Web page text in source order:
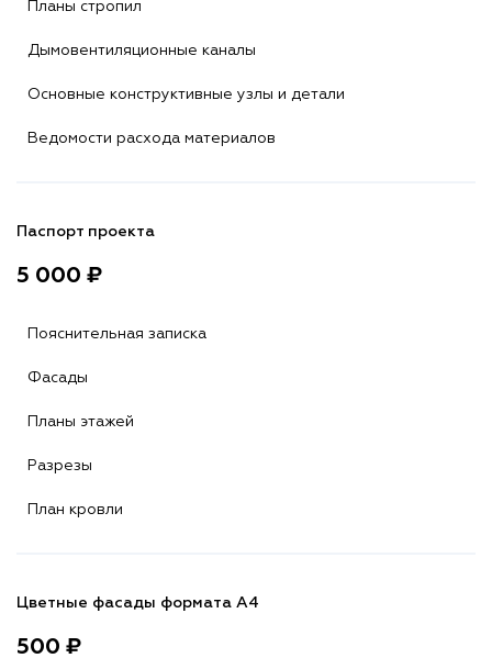
Планы стропил
Дымовентиляционные каналы
Основные конструктивные узлы и детали
Ведомости расхода материалов
Паспорт проекта
5 000 ₽
Пояснительная записка
Фасады
Планы этажей
Разрезы
План кровли
Цветные фасады формата А4
500 ₽